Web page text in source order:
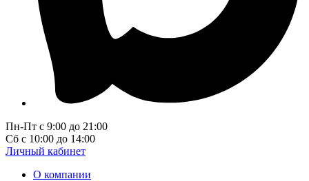
Пн-Пт с 9:00 до 21:00
Сб с 10:00 до 14:00
Личный кабинет
О компании